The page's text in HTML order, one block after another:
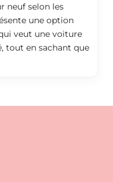
neuf selon les
une option
veut une voiture
tout en sachant que